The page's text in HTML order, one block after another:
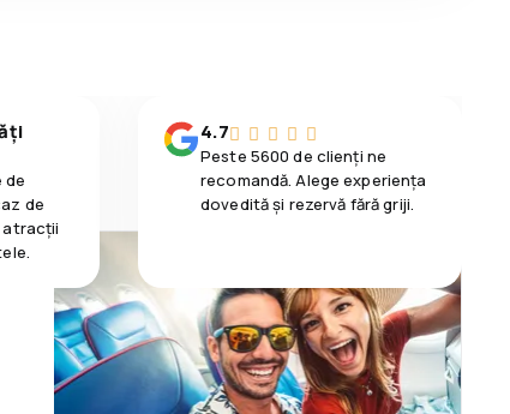
de
de
atracții
4.7
Peste 5600 de clienți ne
recomandă. Alege experiența
dovedită și rezervă fără griji.